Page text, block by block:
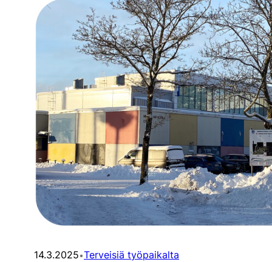
14.3.2025•Terveisiä työpaikalta